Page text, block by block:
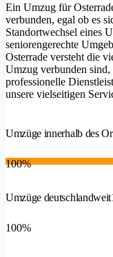
Ein Umzug für
verbunden, egal ob es
Standortwechsel eines
seniorengerechte
Osterrade versteht die
Umzug verbunden sind,
professionelle
unsere vielseitigen
Umzüge innerhalb des
100%
Umzüge deutschlandweit
100%